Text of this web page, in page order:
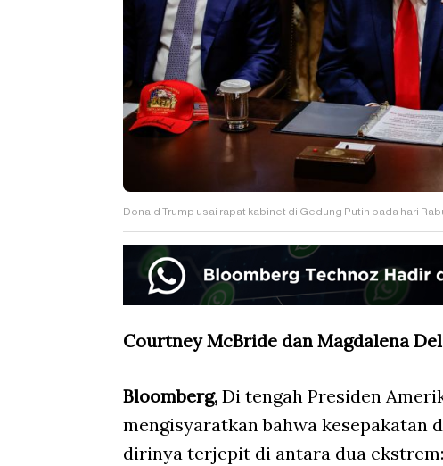
Donald Trump usai rapat kabinet di Gedung Putih pada hari
Courtney McBride dan Magdalena
Bloomberg, Di tengah Presiden
mengisyaratkan bahwa kesepakatan
dirinya terjepit di antara dua